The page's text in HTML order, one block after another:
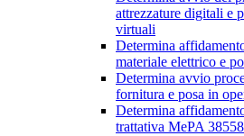
attrezzature digitali e
virtuali
Determina
materiale elettrico e
Determina avvio
fornitura e posa in
Determina
trattativa MePA